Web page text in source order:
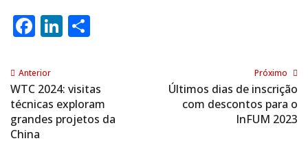
Facebook
LinkedIn
Anterior
WTC 2024: visitas
técnicas exploram
grandes projetos da
China
Próximo
Últimos dias de inscrição
com descontos para o
InFUM 2023